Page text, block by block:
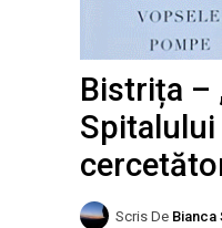
Bistrița –
Spitalului
Scris De Bianca